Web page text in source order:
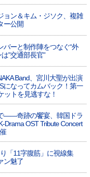
ョン＆キム・ジソク、複雑
ー公開
バーと制作陣をつなぐ“外
”交通部長官”
Band、宮川大聖が出演
になってカムバック！第一
ットを見逃すな！
――奇跡の饗宴、韓国ドラ
OST Tribute Concert
「11字腹筋」に視線集
ン魅了